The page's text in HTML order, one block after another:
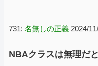
731: 名無しの正義 2024/
NBAクラスは無理だと